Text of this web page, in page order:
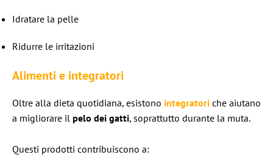
Idratare la pelle
Ridurre le irritazioni
Alimenti e integratori
Oltre alla dieta quotidiana, esistono integratori che aiutano
a migliorare il pelo dei gatti, soprattutto durante la muta.
Questi prodotti contribuiscono a: